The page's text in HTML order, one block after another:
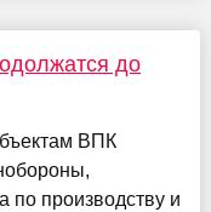
до
ВПК
производству и